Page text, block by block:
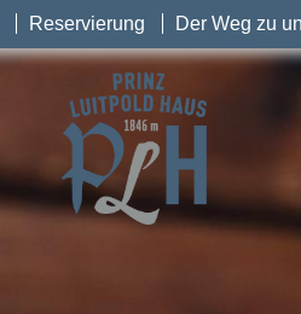
Reservierung Der Weg zu